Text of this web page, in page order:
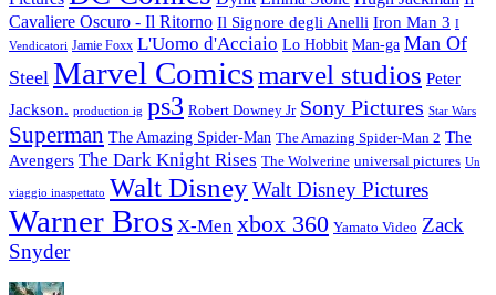
Cavaliere Oscuro - Il Ritorno Il Signore degli Anelli Iron Man 3 I
Vendicatori Jamie Foxx L'Uomo d'Acciaio Lo Hobbit Man-ga Man Of
Steel Marvel Comicsmarvel studios Peter
Jackson. production ig ps3 Robert Downey Jr Sony Pictures Star Wars
Superman The Amazing Spider-Man The Amazing Spider-Man 2 The
Avengers The Dark Knight Rises The Wolverine universal pictures Un
viaggio inaspettato Walt DisneyWalt Disney Pictures
Warner Bros X-Men xbox 360 Yamato Video Zack
Snyder